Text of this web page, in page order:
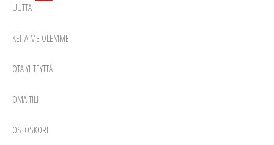
UUTTA
KEITÄ ME OLEMME
OTA YHTEYTTÄ
OMA TILI
OSTOSKORI